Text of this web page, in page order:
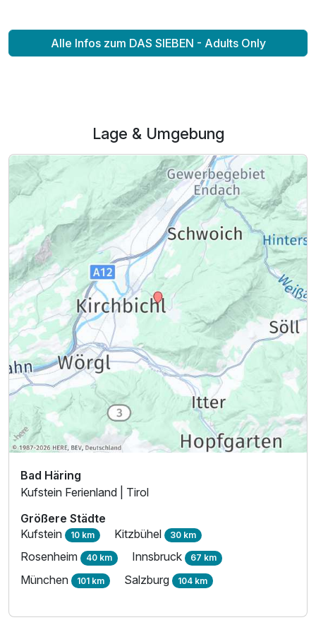
Ausstattung
p.P. ab
Alle Infos zum DAS SIEBEN - Adults Only
Lage & Umgebung
Bad Häring
Kufstein Ferienland | Tirol
Größere Städte
Kufstein 10 km Kitzbühel 30 km
Rosenheim 40 km Innsbruck 67 km
München 101 km Salzburg 104 km